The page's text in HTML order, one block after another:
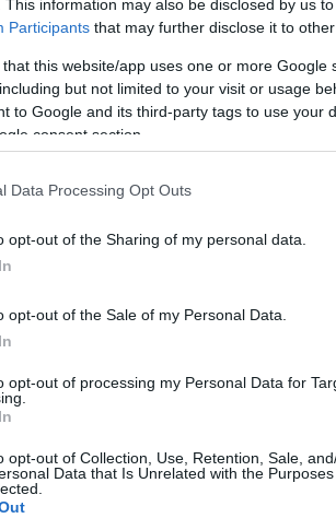
This information may also be disclosed by us
Participants that may further disclose it to
that this website/app uses one or more
but not limited to your visit or usage
to Google and its third-party tags to use your
consent section.
Data Processing Opt Outs
opt-out of the Sharing of my personal data.
opt-out of the Sale of my Personal Data.
opt-out of processing my Personal Data for
opt-out of Collection, Use, Retention, Sale,
Data that Is Unrelated with the
[…]
| 06:14
μέχρι θανάτου
Κορυδαλλό
στις 22:45, μία άγρια δολοφονία
Αττάλειας και Γρηγορίου
ηλικίας 24 και 31 ετών
αιτία με ένα 51χρονο. Τα αίματα
οι δύο νεαροί άνδρες έχασαν
πολύ άσχημα τον άτυχο
[…]
| 21:05
στα γραφεία της